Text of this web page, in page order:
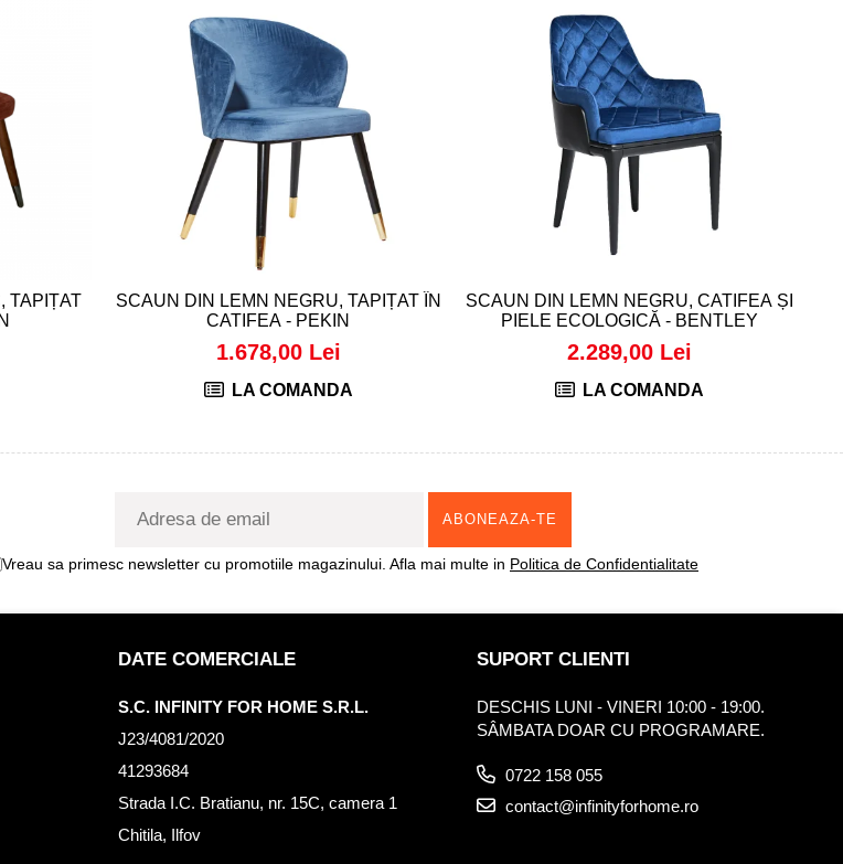
TAPIȚAT
SCAUN DIN LEMN NEGRU, TAPIȚAT ÎN
CATIFEA - PEKIN
1.678,00 Lei
LA COMANDA
SCAUN DIN LEMN NEGRU, CATIFEA ȘI
PIELE ECOLOGICĂ - BENTLEY
2.289,00 Lei
LA COMANDA
Vreau sa primesc newsletter cu promotiile magazinului. Afla mai multe in Politica de Confidentialitate
DATE COMERCIALE
S.C. INFINITY FOR HOME S.R.L.
J23/4081/2020
41293684
Strada I.C. Bratianu, nr. 15C, camera 1
Chitila, Ilfov
SUPORT CLIENTI
DESCHIS LUNI - VINERI 10:00 - 19:00.
SÂMBATA DOAR CU PROGRAMARE.
0722 158 055
contact@infinityforhome.ro